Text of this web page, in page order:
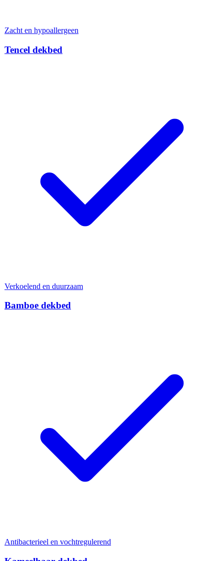
Zacht en hypoallergeen
Tencel dekbed
Verkoelend en duurzaam
Bamboe dekbed
Antibacterieel en vochtregulerend